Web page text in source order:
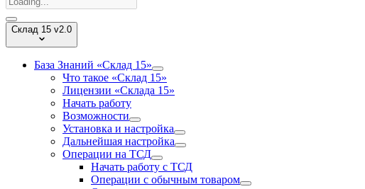
Склад 15 v2.0
База Знаний «Склад 15»
Что такое «Склад 15»
Лицензии «Склада 15»
Начать работу
Возможности
Установка и настройка
Дальнейшая настройка
Операции на ТСД
Начать работу с ТСД
Операции с обычным товаром